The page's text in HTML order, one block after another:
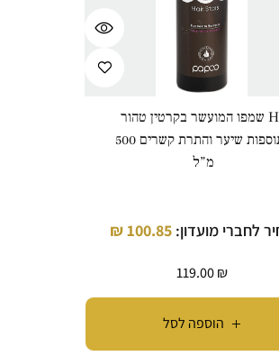
הוספה לסל
‏HS שמפו המועשר בקרטין טהור
לתוספות שיער והתרת קשרים 500
מ”ל
לחברי מועדון: 100.85
₪
119.00₪